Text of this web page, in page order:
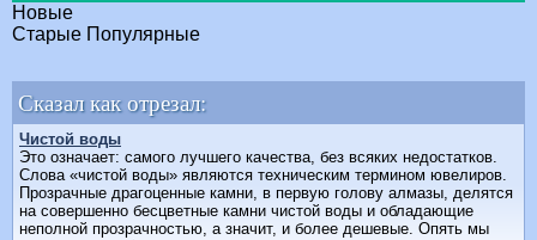
Новые
Старые Популярные
Сказал как отрезал:
Чистой воды
Это означает: самого лучшего качества, без всяких недостатков.
Слова «чистой воды» являются техническим термином ювелиров.
Прозрачные драгоценные камни, в первую голову алмазы, делятся
на совершенно бесцветные камни чистой воды и обладающие
неполной прозрачностью, а значит, и более дешевые. Опять мы